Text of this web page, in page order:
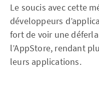
Le soucis avec cette
développeurs
fort de voir une
l’AppStore, rendant
leurs applications.